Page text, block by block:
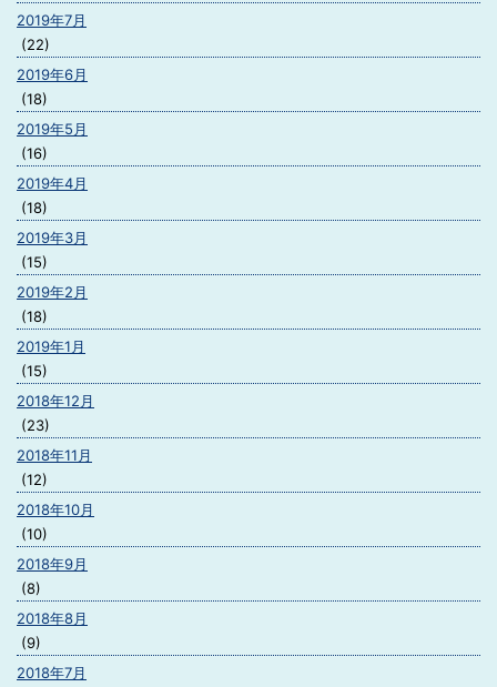
2019年7月
(22)
2019年6月
(18)
2019年5月
(16)
2019年4月
(18)
2019年3月
(15)
2019年2月
(18)
2019年1月
(15)
2018年12月
(23)
2018年11月
(12)
2018年10月
(10)
2018年9月
(8)
2018年8月
(9)
2018年7月